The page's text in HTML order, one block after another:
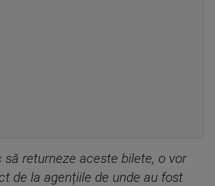
să returneze aceste bilete, o vor
de la agențiile de unde au fost